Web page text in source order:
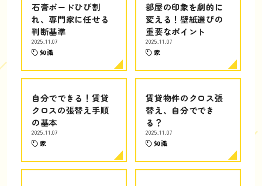
石膏ボードひび割
れ、専門家に任せる
判断基準
2025.11.07
知識
部屋の印象を劇的に
変える！壁紙選びの
重要なポイント
2025.11.07
家
自分でできる！賃貸
クロスの張替え手順
の基本
2025.11.07
家
賃貸物件のクロス張
替え、自分ででき
る？
2025.11.07
知識